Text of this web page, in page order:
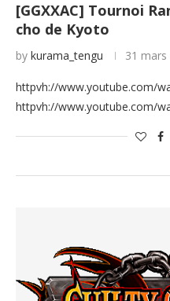
[GGXXAC] Tournoi
cho de Kyoto
by kurama_tengu 31 mars
httpvh://www.youtube.com/
httpvh://www.youtube.com/